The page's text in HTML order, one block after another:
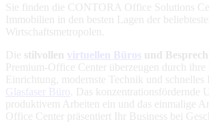
Sie finden die CONTORA Office Solutions
Immobilien in den besten Lagen der
Wirtschaftsmetropolen.
Die stilvollen virtuellen Büros und
Premium-Office Center überzeugen durch ihre
Einrichtung, modernste Technik und schnelles
Glasfaser Büro . Das konzentrationsfördernde
produktivem Arbeiten ein und das einmalige
Office Center präsentiert Ihr Business bei